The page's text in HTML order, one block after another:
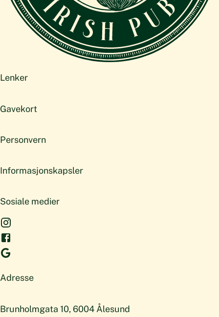
Lenker
Gavekort
Personvern
Informasjonskapsler
Sosiale medier
Adresse
Brunholmgata 10, 6004 Ålesund